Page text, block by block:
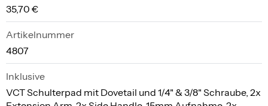
35,70 €
Artikelnummer
4807
Inklusive
VCT Schulterpad mit Dovetail und 1/4" & 3/8" Schraube, 2x